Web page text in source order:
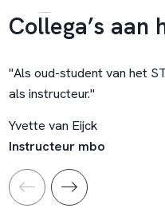
Collega’s aan
"Als oud-student van het
als instructeur."
Yvette van Eijck
Instructeur mbo